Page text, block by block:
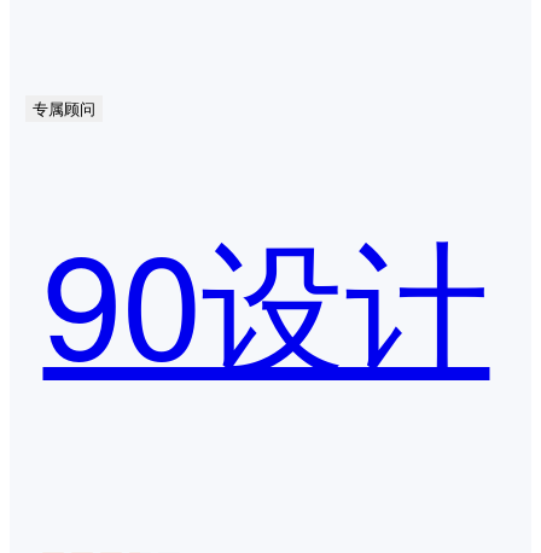
专属顾问
90设计